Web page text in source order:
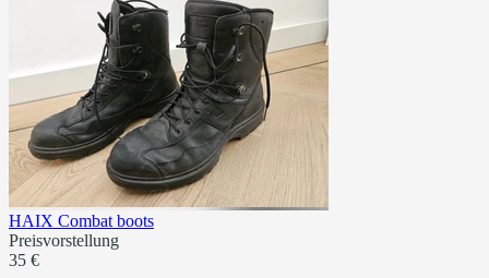
HAIX Combat boots
Preisvorstellung
35 €